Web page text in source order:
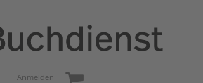
Anmelden